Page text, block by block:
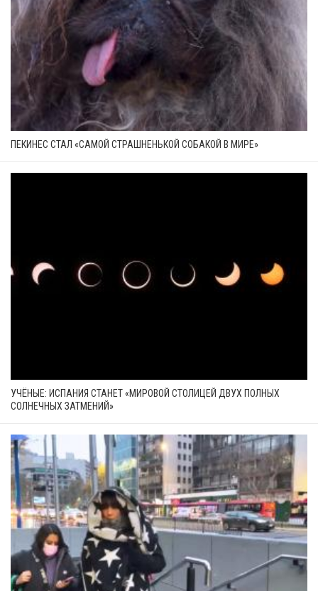
ПЕКИНЕС СТАЛ «САМОЙ СТРАШНЕНЬКОЙ СОБАКОЙ В МИРЕ»
УЧЁНЫЕ: ИСПАНИЯ СТАНЕТ «МИРОВОЙ СТОЛИЦЕЙ ДВУХ ПОЛНЫХ
СОЛНЕЧНЫХ ЗАТМЕНИЙ»